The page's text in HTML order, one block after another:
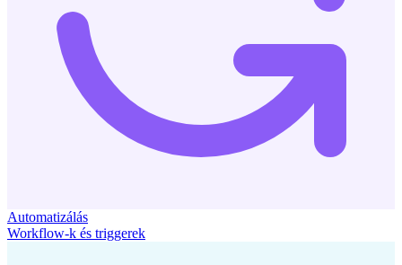
Automatizálás
Workflow-k és triggerek